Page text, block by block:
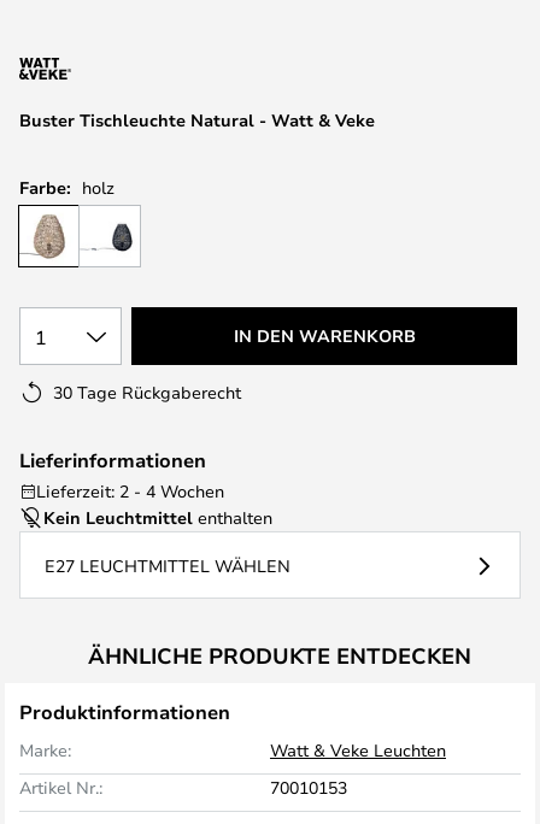
Buster Tischleuchte Natural - Watt & Veke
Farbe: holz
1 IN DEN WARENKORB
30 Tage Rückgaberecht
Lieferinformationen
Lieferzeit: 2 - 4 Wochen
Kein Leuchtmittel enthalten
E27 LEUCHTMITTEL WÄHLEN
ÄHNLICHE PRODUKTE ENTDECKEN
Produktinformationen
Marke:
Watt & Veke Leuchten
Artikel Nr.:
70010153